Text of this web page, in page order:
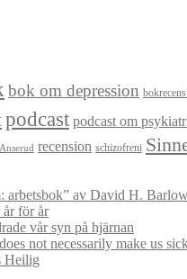
bok om depression
podcast podcast om
recension schizofreni
arbetsbok” av David H.
för år
vår syn på hjärnan
not necessarily make us
Heilig